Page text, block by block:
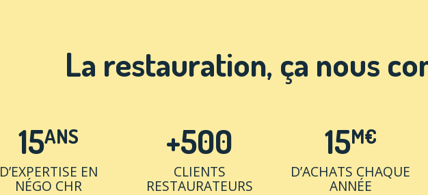
La restauration, ça nous
15ANS
D’EXPERTISE EN
NÉGO CHR
+500
CLIENTS
RESTAURATEURS
15M€
D’ACHATS CHAQUE
ANNÉE